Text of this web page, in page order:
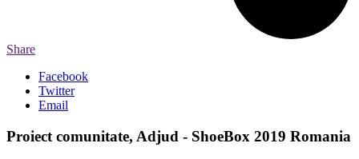
Share
Facebook
Twitter
Email
Proiect comunitate, Adjud - ShoeBox 2019 Romania